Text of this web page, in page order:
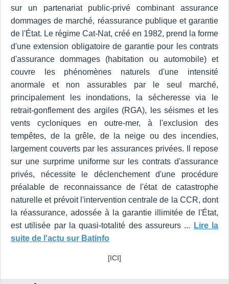
sur un partenariat public-privé combinant assurance
dommages de marché, réassurance publique et garantie
de l'État. Le régime Cat-Nat, créé en 1982, prend la forme
d'une extension obligatoire de garantie pour les contrats
d'assurance dommages (habitation ou automobile) et
couvre les phénomènes naturels d'une intensité
anormale et non assurables par le seul marché,
principalement les inondations, la sécheresse via le
retrait-gonflement des argiles (RGA), les séismes et les
vents cycloniques en outre-mer, à l'exclusion des
tempêtes, de la grêle, de la neige ou des incendies,
largement couverts par les assurances privées. Il repose
sur une surprime uniforme sur les contrats d'assurance
privés, nécessite le déclenchement d'une procédure
préalable de reconnaissance de l'état de catastrophe
naturelle et prévoit l'intervention centrale de la CCR, dont
la réassurance, adossée à la garantie illimitée de l'État,
est utilisée par la quasi-totalité des assureurs ...
Lire la
suite de l'actu sur Batinfo
[ICI]